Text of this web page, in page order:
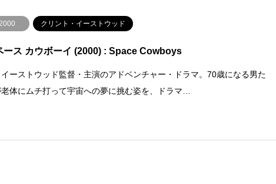
クリント・イーストウッド
ース カウボーイ (2000) : Space Cowboys
イーストウッド監督・主演のアドベンチャー・ドラマ。70歳になる男た
体にムチ打って宇宙への夢に挑む姿を、ドラマ…